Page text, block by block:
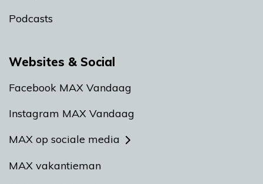
Podcasts
Websites & Social
Facebook MAX Vandaag
Instagram MAX Vandaag
MAX op sociale media
MAX vakantieman